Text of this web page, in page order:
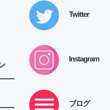
Twitter
Instagram
ブログ